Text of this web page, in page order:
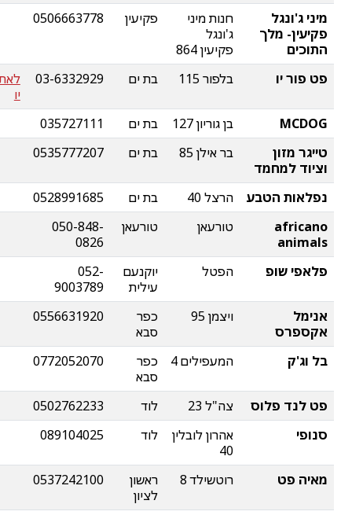
מיני ג'ונגל
פקיעין- מלך
התוכים
חנות מיני
ג'ונגל
פקיעין 864
פקיעין 0506663778
פט פור יו בלפור 115 בת ים 03-6332929
יו
MCDOG
בן גוריון 127 בת ים
035727111
טייגר מזון
וציוד למחמד
בר אילן 85 בת ים 0535777207
נפלאות הטבע הרצל 40 בת ים
0528991685
africano
animals
טורעאן טורעאן
050-848-
0826
פלאפי שופ
הפטל
יוקנעם
עילית
052-
9003789
אנימל
אקספרס
ויצמן 95
כפר
סבא
0556631920
בל וג'ק המעפילים 4
כפר
סבא
0772052070
פט לנד פלוס צה"ל 23 לוד
0502762233
סנופי
אהרון לובלין
40
לוד 089104025
מאיה פט רוטשילד 8
ראשון
לציון
0537242100